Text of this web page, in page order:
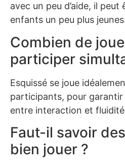
avec un peu d’aide, il
enfants un peu plus
Combien de
participer
Esquissé se joue
participants, pour garantir
entre interaction et
Faut-il savoir
bien jouer ?